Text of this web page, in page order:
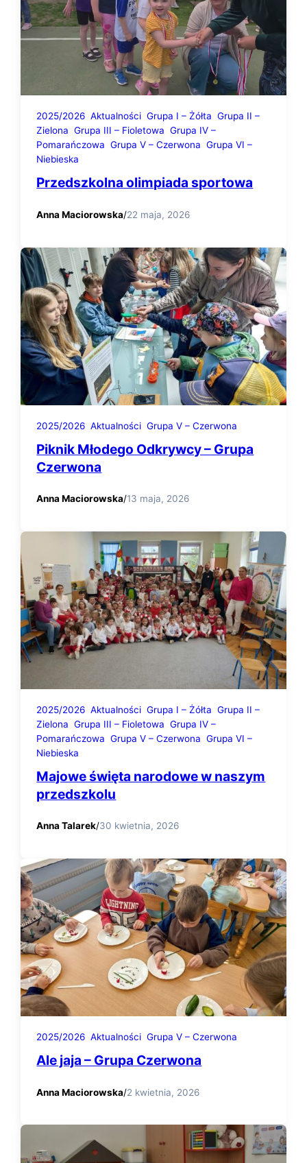
2025/2026 Aktualności Grupa I – Żółta Grupa II –
Zielona Grupa III – Fioletowa Grupa IV –
Pomarańczowa Grupa V – Czerwona Grupa VI –
Niebieska
Przedszkolna olimpiada sportowa
Anna Maciorowska/22 maja, 2026
2025/2026 Aktualności Grupa V – Czerwona
Piknik Młodego Odkrywcy – Grupa
Czerwona
Anna Maciorowska/13 maja, 2026
2025/2026 Aktualności Grupa I – Żółta Grupa II –
Zielona Grupa III – Fioletowa Grupa IV –
Pomarańczowa Grupa V – Czerwona Grupa VI –
Niebieska
Majowe święta narodowe w naszym
przedszkolu
Anna Talarek/30 kwietnia, 2026
2025/2026 Aktualności Grupa V – Czerwona
Ale jaja – Grupa Czerwona
Anna Maciorowska/2 kwietnia, 2026